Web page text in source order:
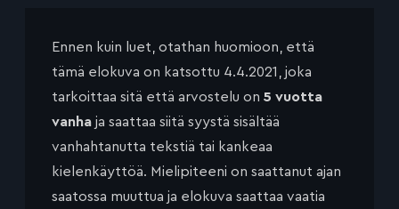
Ennen kuin luet, otathan huomioon, että
tämä elokuva on katsottu 4.4.2021, joka
tarkoittaa sitä että arvostelu on 5 vuotta
vanha ja saattaa siitä syystä sisältää
vanhahtanutta tekstiä tai kankeaa
kielenkäyttöä. Mielipiteeni on saattanut ajan
saatossa muuttua ja elokuva saattaa vaatia